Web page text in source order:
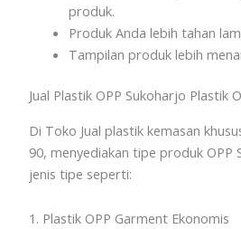
produk.
Produk Anda lebih tahan
Tampilan produk lebih
Jual Plastik OPP Sukoharjo Plastik
Di Toko Jual plastik kemasan
90, menyediakan tipe produk OPP
jenis tipe seperti:
1. Plastik OPP Garment Ekonomis